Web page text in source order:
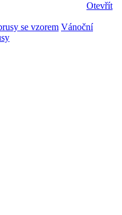
Otevřít
se vzorem Vánoční